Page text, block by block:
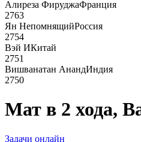
Алиреза ФируджаФранция
2763
Ян НепомнящийРоссия
2754
Вэй ИКитай
2751
Вишванатан АнандИндия
2750
Мат в 2 хода,
Задачи онлайн